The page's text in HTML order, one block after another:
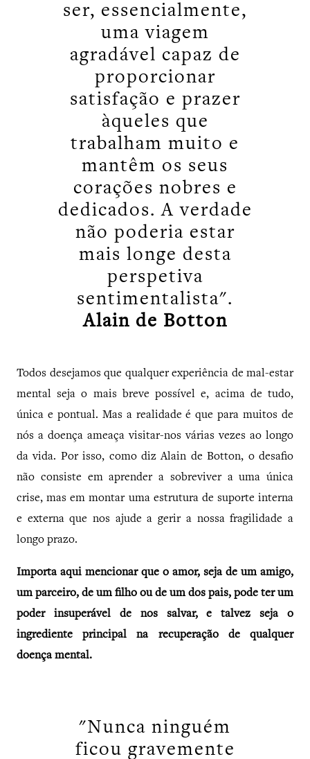
ser, essencialmente,
uma viagem
agradável capaz de
proporcionar
satisfação e prazer
àqueles que
trabalham muito e
mantêm os seus
corações nobres e
dedicados. A verdade
não poderia estar
mais longe desta
perspetiva
sentimentalista".
Alain de Botton
Todos desejamos que qualquer experiência de mal-estar
mental seja o mais breve possível e, acima de tudo,
única e pontual. Mas a realidade é que para muitos de
nós a doença ameaça visitar-nos várias vezes ao longo
da vida. Por isso, como diz Alain de Botton, o desafio
não consiste em aprender a sobreviver a uma única
crise, mas em montar uma estrutura de suporte interna
e externa que nos ajude a gerir a nossa fragilidade a
longo prazo.
Importa aqui mencionar que o amor, seja de um amigo,
um parceiro, de um filho ou de um dos pais, pode ter um
poder insuperável de nos salvar, e talvez seja o
ingrediente principal na recuperação de qualquer
doença mental.
"Nunca ninguém
ficou gravemente